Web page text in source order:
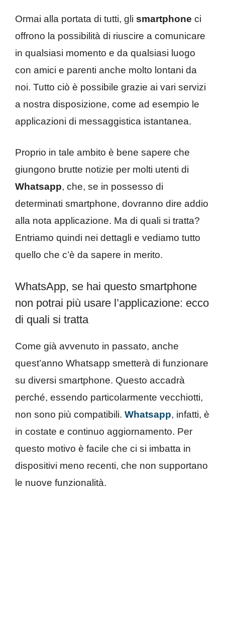
Ormai alla portata di tutti, gli smartphone ci
offrono la possibilità di riuscire a comunicare
in qualsiasi momento e da qualsiasi luogo
con amici e parenti anche molto lontani da
noi. Tutto ciò è possibile grazie ai vari servizi
a nostra disposizione, come ad esempio le
applicazioni di messaggistica istantanea.
Proprio in tale ambito è bene sapere che
giungono brutte notizie per molti utenti di
Whatsapp, che, se in possesso di
determinati smartphone, dovranno dire addio
alla nota applicazione. Ma di quali si tratta?
Entriamo quindi nei dettagli e vediamo tutto
quello che c’è da sapere in merito.
WhatsApp, se hai questo smartphone
non potrai più usare l’applicazione: ecco
di quali si tratta
Come già avvenuto in passato, anche
quest’anno Whatsapp smetterà di funzionare
su diversi smartphone. Questo accadrà
perché, essendo particolarmente vecchiotti,
non sono più compatibili. Whatsapp, infatti, è
in costate e continuo aggiornamento. Per
questo motivo è facile che ci si imbatta in
dispositivi meno recenti, che non supportano
le nuove funzionalità.